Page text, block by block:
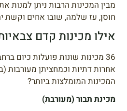
מבין המכינות הרבות ניתן למנות
חוסן, עז שלמה, שובו אחים וקשת
אילו מכינות קדם
36 מכינות שונות פועלות כיום
אחרות דתיות וכמחציתן מעורבות
המכינות המומלצות ביותר?
מכינת תבור (מעורבת)